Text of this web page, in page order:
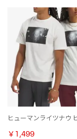
￥1,499